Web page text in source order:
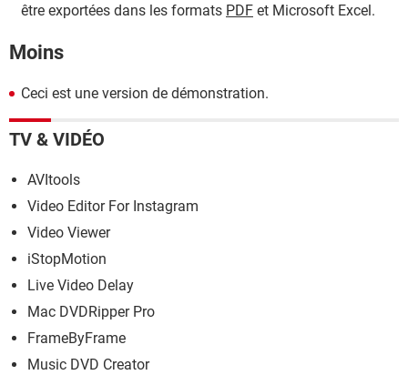
être exportées dans les formats PDF et Microsoft Excel.
Moins
Ceci est une version de démonstration.
TV & VIDÉO
AVItools
Video Editor For Instagram
Video Viewer
iStopMotion
Live Video Delay
Mac DVDRipper Pro
FrameByFrame
Music DVD Creator